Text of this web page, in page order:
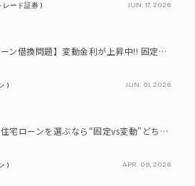
レード証券 ) JUN. 17, 2026
【住宅ローン借換問題】変動金利が上昇中!! 固定に借り換えるなら今が正解って本当? シミュレーションで比較してみよう
) JUN. 01, 2026
これから住宅ローンを選ぶなら“固定vs変動”どちらが正解? 9割が利用したいと答えた「いま決めなくてもいい」ローンとは!?
) APR. 09, 2026